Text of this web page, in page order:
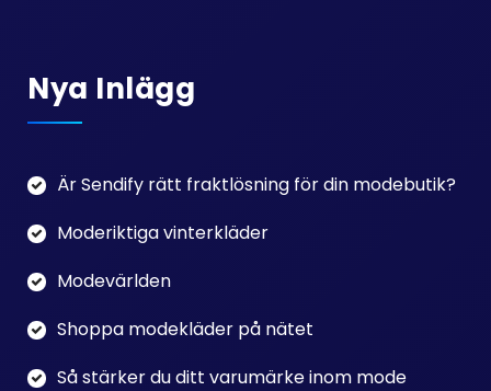
Nya Inlägg
Är Sendify rätt fraktlösning för din modebutik?
Moderiktiga vinterkläder
Modevärlden
Shoppa modekläder på nätet
Så stärker du ditt varumärke inom mode